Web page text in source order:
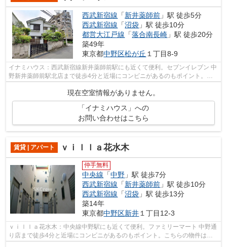
西武新宿線 「新井薬師前 」駅 徒歩5分
西武新宿線 「沼袋 」駅 徒歩10分
都営大江戸線 「落合南長崎 」駅 徒歩20分
築49年
東京都中野区松が丘 １丁目8-9
イナミハウス：西武新宿線新井薬師前駅にも近くて便利。セブンイレブン 中
野新井薬師前駅北店まで徒歩4分と近場にコンビニがあるのもポイント。ク
現在空室情報がありません。
「イナミハウス」への
お問い合わせはこちら
賃貸 | アパート ｖｉｌｌａ花水木
仲手無料
中央線 「中野 」駅 徒歩7分
西武新宿線 「新井薬師前 」駅 徒歩10分
西武新宿線 「沼袋 」駅 徒歩13分
築14年
東京都中野区新井 １丁目12-3
ｖｉｌｌａ花水木：中央線中野駅にも近くて便利。ファミリーマート 中野通
り店まで徒歩4分と近場にコンビニがあるのもポイント。こちらの物件はア
パートです。朝に慌てることなく行動...